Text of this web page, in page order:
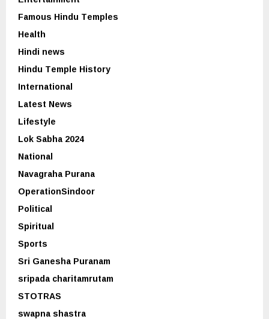
Famous Hindu Temples
Health
Hindi news
Hindu Temple History
International
Latest News
Lifestyle
Lok Sabha 2024
National
Navagraha Purana
OperationSindoor
Political
Spiritual
Sports
Sri Ganesha Puranam
sripada charitamrutam
STOTRAS
swapna shastra